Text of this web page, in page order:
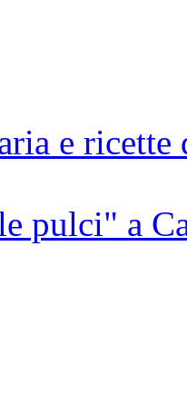
e
pulci" a